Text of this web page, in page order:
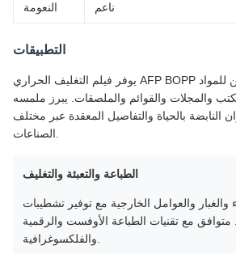
النعومة ناعم
التطبيقات
يوفر فيلم التغليف الحراري AFP BOPP حماية وتعزيزًا استثنائيين للمواد
والمجلات والقوائم والملصقات. يبرز ملمسه
النابضة بالحياة والتفاصيل المعقدة عبر مختلف
الطباعة والتعبئة والتغليف
والغبار والعوامل الخارجية مع توفير تشطيبات
متوافق مع تقنيات الطباعة الأوفست والرقمية